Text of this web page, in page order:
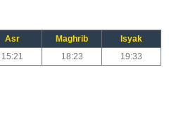
Asr Maghrib
Isyak
15:21 18:23 19:33